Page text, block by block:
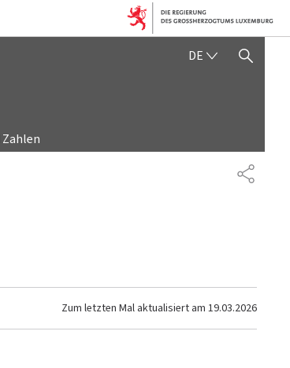
DE DEUTSCH
SUCHFLED ANZEIGEN /
Zahlen
TEILEN
Zum letzten Mal aktualisiert am 19.03.2026